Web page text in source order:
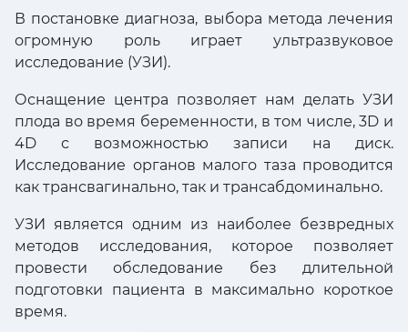
В постановке диагноза, выбора метода лечения
огромную роль играет ультразвуковое
исследование (УЗИ).
Оснащение центра позволяет нам делать УЗИ
плода во время беременности, в том числе, 3D и
4D с возможностью записи на диск.
Исследование органов малого таза проводится
как трансвагинально, так и трансабдоминально.
УЗИ является одним из наиболее безвредных
методов исследования, которое позволяет
провести обследование без длительной
подготовки пациента в максимально короткое
время.